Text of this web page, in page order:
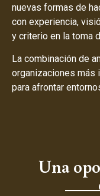
nuevas formas de
con experiencia,
y criterio en la toma
La combinación de
organizaciones más
para afrontar
Una